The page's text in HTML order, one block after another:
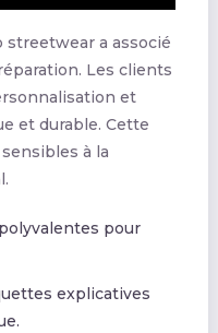
a associé
Les clients
et
et durable. Cette
à la
pour
explicatives